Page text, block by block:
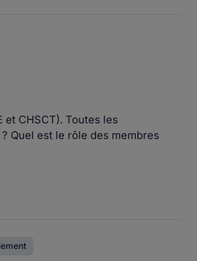
CHSCT). Toutes les
Quel est le rôle des membres